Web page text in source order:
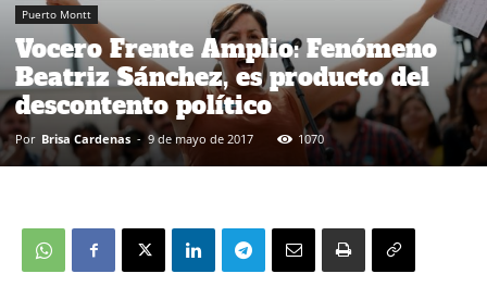
Puerto Montt
Vocero Frente Amplio: Fenómeno
Beatriz Sánchez, es producto del
descontento político
Por Brisa Cardenas - 9 de mayo de 2017 1070